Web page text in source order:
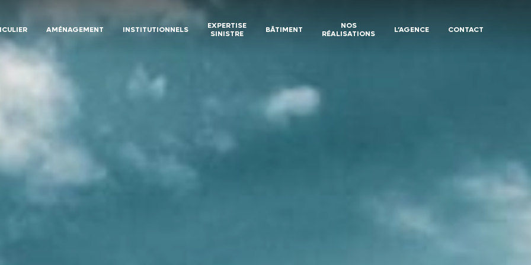
AMÉNAGEMENT INSTITUTIONNELS
EXPERTISE
SINISTRE
BÂTIMENT
NOS
RÉALISATIONS
L’AGENCE CONTACT